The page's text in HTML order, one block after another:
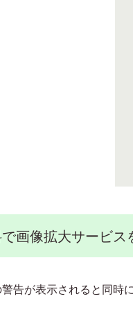
画像拡大サービス
警告が表示されると同